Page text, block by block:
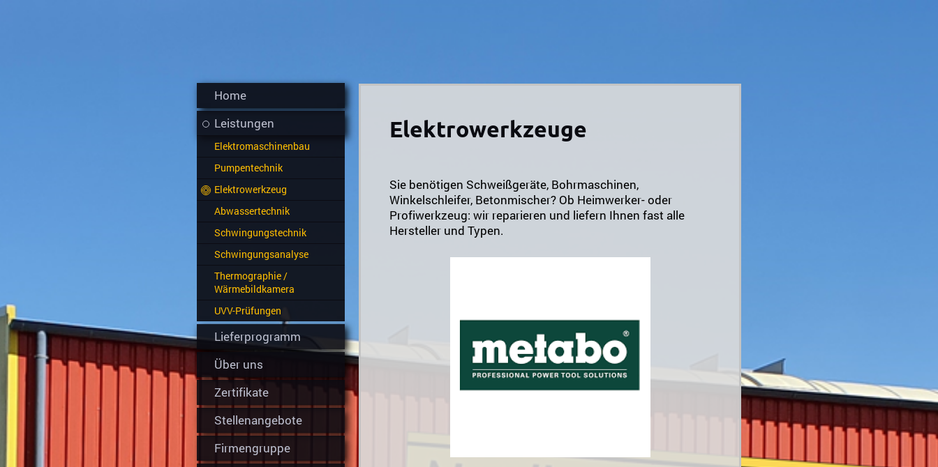
Home
Leistungen
Elektromaschinenbau
Pumpentechnik
Elektrowerkzeug
Abwassertechnik
Schwingungstechnik
Schwingungsanalyse
Thermographie /
Wärmebildkamera
UVV-Prüfungen
Lieferprogramm
Über uns
Zertifikate
Stellenangebote
Firmengruppe
Elektrowerkzeuge
Sie benötigen Schweißgeräte, Bohrmaschinen,
Winkelschleifer, Betonmischer? Ob Heimwerker- oder
Profiwerkzeug: wir reparieren und liefern Ihnen fast alle
Hersteller und Typen.